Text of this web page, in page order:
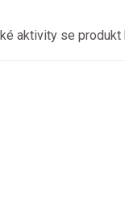
aktivity se produkt